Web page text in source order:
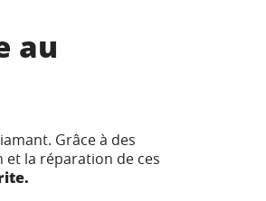
au
Grâce à des
la réparation de ces